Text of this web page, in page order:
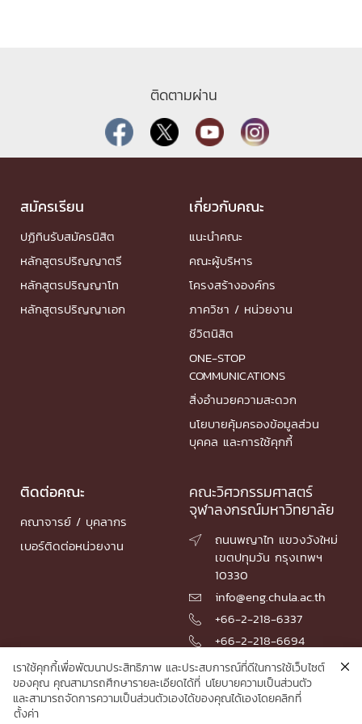
ติดตามผ่าน
สมัครเรียน
ปฏิทินรับสมัครนิสิต
หลักสูตรปริญญาตรี
หลักสูตรปริญญาโท
หลักสูตรปริญญาเอก
เกี่ยวกับคณะ
แนะนำคณะ
คณะผู้บริหาร
โครงสร้างองค์กร
ภาควิชา / หน่วยงาน
ชีวิตนิสิต
ONE-STOP
COMMUNICATIONS
สิ่งอำนวยความสะดวก
นโยบายคุ้มครองข้อมูลส่วน
บุคคล และการใช้คุกกี้
ติดต่อคณะ
คณาจารย์ / บุคลากร
เบอร์ติดต่อหน่วยงาน
คณะวิศวกรรมศาสตร์
จุฬาลงกรณ์มหาวิทยาลัย

ถนนพญาไท แขวงวังใหม่
เขตปทุมวัน กรุงเทพฯ
10330
 info@eng.chula.ac.th
 +66-2-218-6337
 +66-2-218-6694
© 2026 Faculty of Engineering, Chulalongkorn University
เราใช้คุกกี้เพื่อพัฒนาประสิทธิภาพ และประสบการณ์ที่ดีในการใช้เว็บไซต์
ของคุณ คุณสามารถศึกษารายละเอียดได้ที่ นโยบายความเป็นส่วนตัว
และสามารถจัดการความเป็นส่วนตัวเองได้ของคุณได้เองโดยคลิกที่
ตั้งค่า